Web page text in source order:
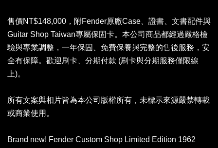
售價NT$148,000，附Fender原廠Case、證書、文書配件與
Guitar Shop Taiwan專屬保固卡。本公司商品都經過嚴格檢
驗與專業調整，一年保固、免費保養與完整的售後服務，安
全有保障。歡迎刷卡、分期付款 (刷卡與分期服務僅限線
上)。
所有文案與相片皆為本公司版權所有，未標示來源嚴禁轉載
或商業使用。
Brand new! Fender Custom Shop Limited Edition 1962